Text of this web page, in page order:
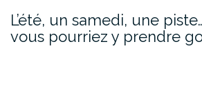
L’été, un samedi, une
vous pourriez y prendre